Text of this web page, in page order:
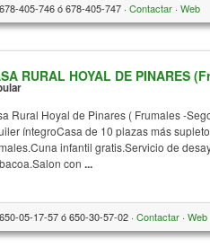
405-746 ó 678-405-747 · Contactar · Web
RURAL HOYAL DE PINARES
Rural Hoyal de Pinares ( Frumales -
íntegroCasa de 10 plazas más
infantil gratis.Servicio de
con ...
05-17-57 ó 650-30-57-02 · Contactar · Web